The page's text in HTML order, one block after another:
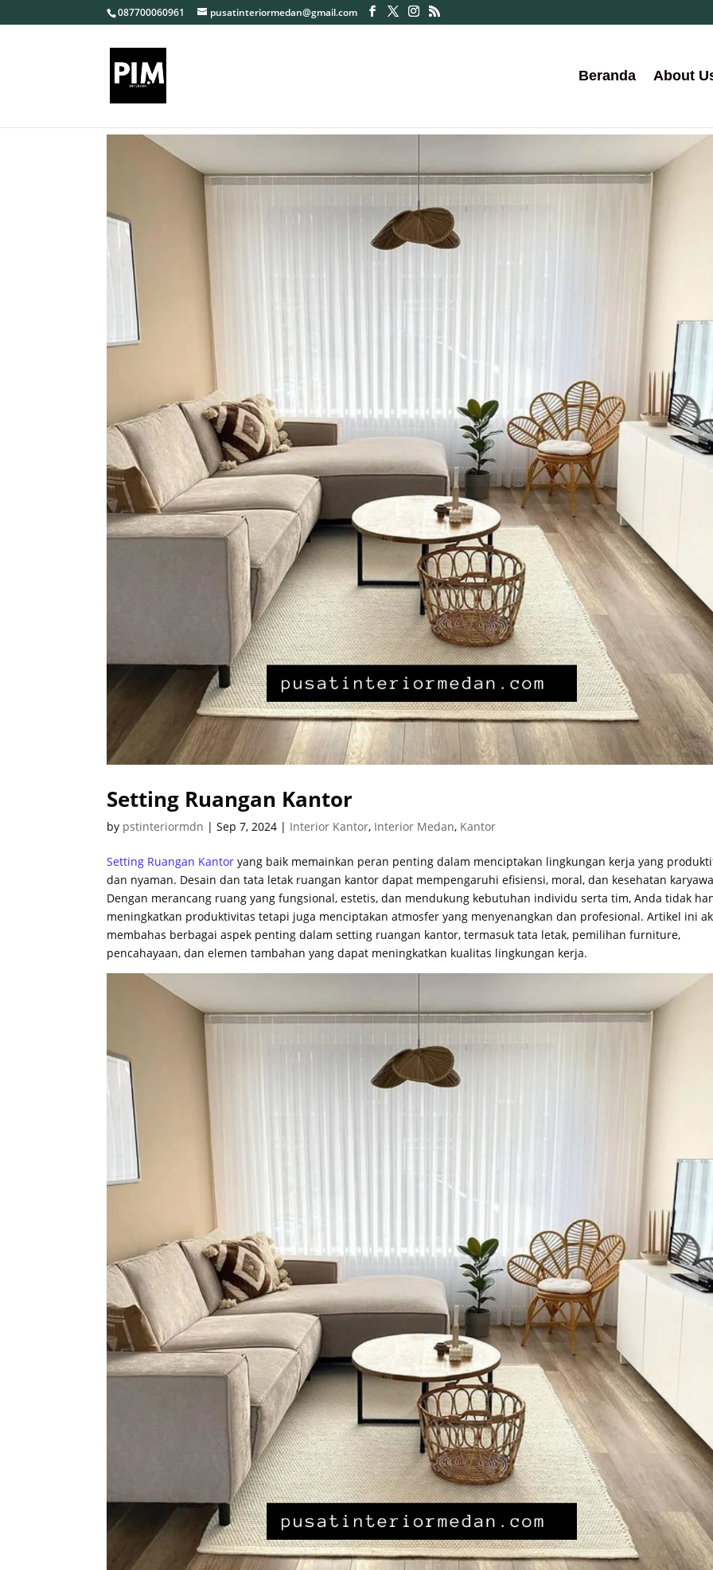
087700060961 pusatinteriormedan@gmail.com
Beranda About
Setting Ruangan Kantor
by pstinteriormdn |Sep 7, 2024 | Interior Kantor, Interior Medan, Kantor
Setting Ruangan Kantor yang baik memainkan peran penting dalam menciptakan lingkungan kerja yang
dan nyaman. Desain dan tata letak ruangan kantor dapat mempengaruhi efisiensi, moral, dan kesehatan
Dengan merancang ruang yang fungsional, estetis, dan mendukung kebutuhan individu serta tim, Anda tidak
meningkatkan produktivitas tetapi juga menciptakan atmosfer yang menyenangkan dan profesional. Artikel ini
membahas berbagai aspek penting dalam setting ruangan kantor, termasuk tata letak, pemilihan furniture,
pencahayaan, dan elemen tambahan yang dapat meningkatkan kualitas lingkungan kerja.